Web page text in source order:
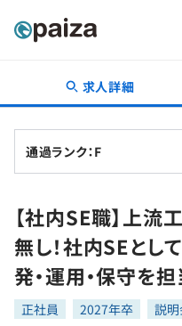
転職・キャリア
転職成功ガイド
転職エージェント
インタビュー
転職成功ガイド
新卒就活
求人検索
本選考
インターン
学習
問題集
プログラミング言語
ゲーム・マンガ
求人詳細
通過ランク：F
【社内SE職】上流
無し！社内SEとし
発・運用・保守を担
正社員 2027年卒 説